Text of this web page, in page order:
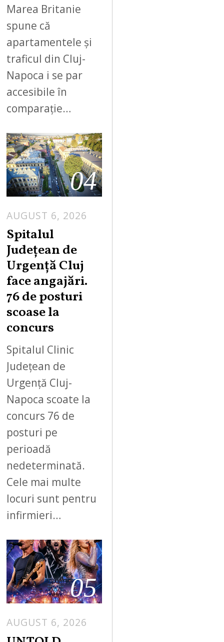
Marea Britanie
spune că
apartamentele și
traficul din Cluj-
Napoca i se par
accesibile în
comparație…
04
AUGUST 6, 2026
Spitalul
Județean de
Urgență Cluj
face angajări.
76 de posturi
scoase la
concurs
Spitalul Clinic
Județean de
Urgență Cluj-
Napoca scoate la
concurs 76 de
posturi pe
perioadă
nedeterminată.
Cele mai multe
locuri sunt pentru
infirmieri…
05
AUGUST 6, 2026